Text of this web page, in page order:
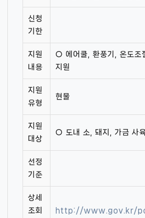
신청
기한
지원
내용
○ 에어쿨, 환풍기, 온도조
지원
지원
유형
현물
지원
대상
○ 도내 소, 돼지, 가금 사
선정
기준
상세
조회
http://www.gov.kr/